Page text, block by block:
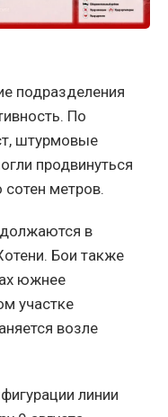
подразделения
По
штурмовые
продвинуться
сотен метров.
в
Бои также
южнее
участке
возле
линии